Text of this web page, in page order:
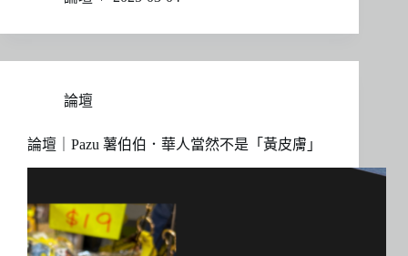
論壇
論壇｜Pazu 薯伯伯．華人當然不是「黃皮膚」